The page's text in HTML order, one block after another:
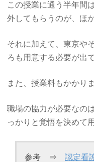
この授業に通う半年間
外してもらうのが、ほ
それに加えて、東京や
ろも用意する必要が出
また、授業料もかかりま
職場の協力が必要なの
っかりと覚悟を決めて
参考 ⇒認定看